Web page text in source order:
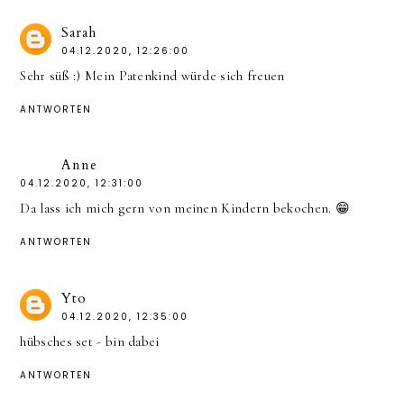
Sarah
04.12.2020, 12:26:00
Sehr süß :) Mein Patenkind würde sich freuen
ANTWORTEN
Anne
04.12.2020, 12:31:00
Da lass ich mich gern von meinen Kindern bekochen. 😁
ANTWORTEN
Yto
04.12.2020, 12:35:00
hübsches set - bin dabei
ANTWORTEN